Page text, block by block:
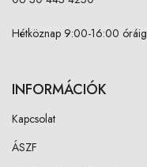
Hétköznap 9:00-16:00 óráig
INFORMÁCIÓK
Kapcsolat
ÁSZF